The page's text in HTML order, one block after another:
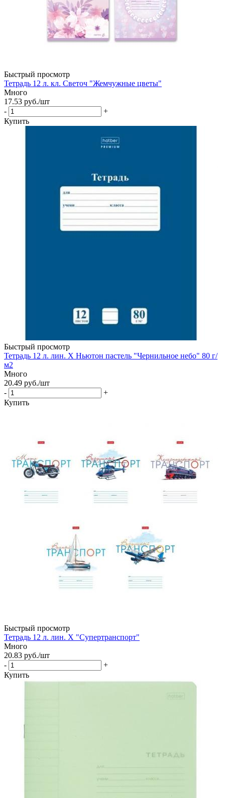
Быстрый просмотр
Тетрадь 12 л. кл. Светоч "Жемчужные цветы"
Много
17.53 руб./шт
-
+
Купить
Быстрый просмотр
Тетрадь 12 л. лин. Х Ньютон пастель "Чернильное небо" 80 г/
м2
Много
20.49 руб./шт
-
+
Купить
Быстрый просмотр
Тетрадь 12 л. лин. Х "Супертранспорт"
Много
20.83 руб./шт
-
+
Купить